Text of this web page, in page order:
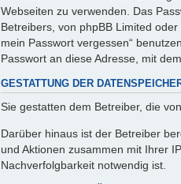
Webseiten zu verwenden. Das
Betreibers, von phpBB Limited
mein Passwort vergessen“
Passwort an diese Adresse, mit
GESTATTUNG DER
Sie gestatten dem Betreiber, die
Darüber hinaus ist der Betreiber
und Aktionen zusammen mit Ihrer
Nachverfolgbarkeit notwendig ist.